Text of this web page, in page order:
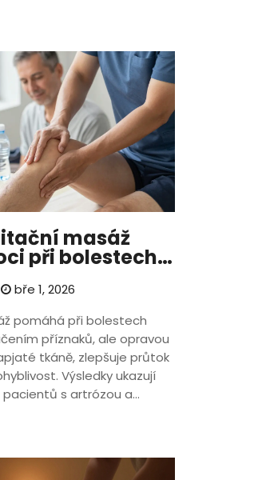
masáž
při bolestech
bře 1, 2026
pomáhá při bolestech
příznaků, ale opravou
tkáně, zlepšuje průtok
Výsledky ukazují
pacientů s artrózou a